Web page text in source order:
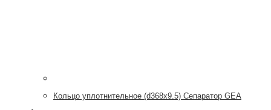
Кольцо уплотнительное (d368x9.5) Сепаратор GEA